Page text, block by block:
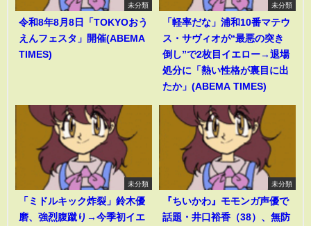
未分類
令和8年8月8日「TOKYOおう
えんフェスタ」開催(ABEMA
TIMES)
未分類
「軽率だな」浦和10番マテウ
ス・サヴィオが“最悪の突き
倒し”で2枚目イエロー→退場
処分に「熱い性格が裏目に出
たか」(ABEMA TIMES)
未分類
「ミドルキック炸裂」鈴木優
磨、強烈腹蹴り→今季初イエ
未分類
『ちいかわ』モモンガ声優で
話題・井口裕香（38）、無防